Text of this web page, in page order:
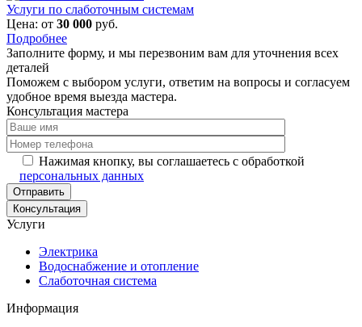
Услуги по слаботочным системам
Цена: от 30 000 руб.
Подробнее
Заполните форму, и мы перезвоним вам для уточнения всех
деталей
Поможем с выбором услуги, ответим на вопросы и согласуем
удобное время выезда мастера.
Консультация мастера
Нажимая кнопку, вы соглашаетесь с обработкой
персональных данных
Консультация
Услуги
Электрика
Водоснабжение и отопление
Слаботочная система
Информация